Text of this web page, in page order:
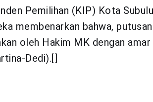
Pemilihan (KIP) Kota
membenarkan bahwa,
oleh Hakim MK dengan
Dedi).[]